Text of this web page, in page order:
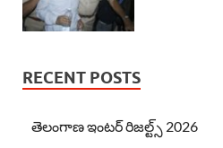
RECENT POSTS
తెలంగాణ ఇంటర్ రిజల్ట్స్ 2026